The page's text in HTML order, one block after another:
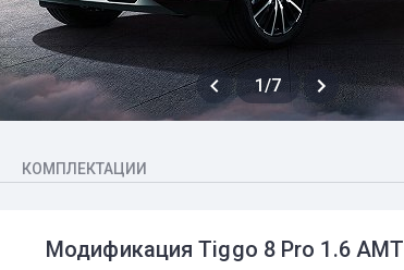
1/7
КОМПЛЕКТАЦИИ
Модификация Tiggo 8 Pro 1.6 AMT